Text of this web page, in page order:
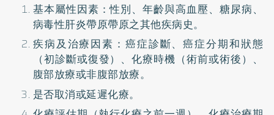
基本屬性因素：性別、年齡與高血壓、 糖尿病、
病毒性肝炎帶原帶原之其他疾病史。
疾病及治療因素：癌症診斷、癌症分期和狀態
（初診斷或復發）、化療時機（術前或術後）、
腹部放療或非腹部放療。
是否取消或延遲化療。